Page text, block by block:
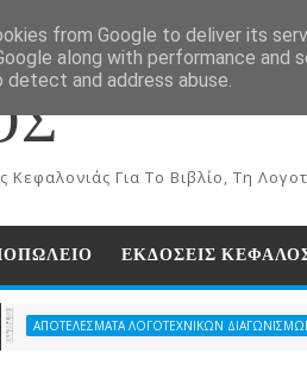
ΑΡΧΙΚΗ ΕΚΔΟΣΕΙΣ
Κεφαλονιάς Για Το Βιβλίο, Τη
ΕΚΔΟΣΕΙΣ
ΛΟΓΟΤΕΧΝΙΚΩΝ ΔΙΑΓΩΝΙΣΜΩΝ
from Google to deliver its
along with performance
and address abuse.